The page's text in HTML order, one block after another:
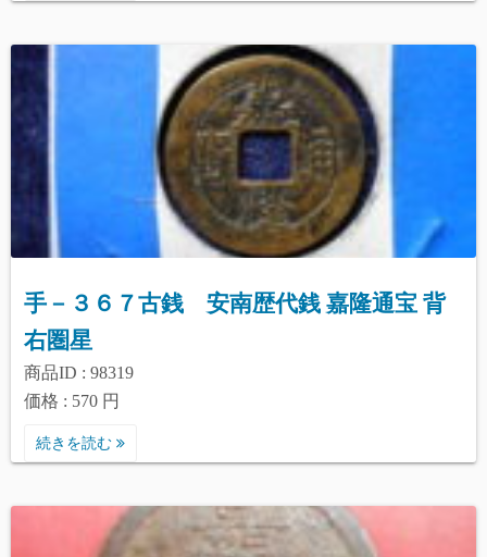
手－３６７古銭 安南歴代銭 嘉隆通宝 背
右圏星
商品ID : 98319
価格 : 570 円
続きを読む